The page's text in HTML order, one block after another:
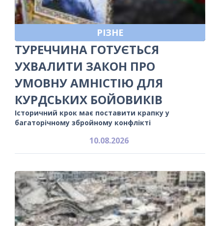
РІЗНЕ
ТУРЕЧЧИНА ГОТУЄТЬСЯ
УХВАЛИТИ ЗАКОН ПРО
УМОВНУ АМНІСТІЮ ДЛЯ
КУРДСЬКИХ БОЙОВИКІВ
Історичний крок має поставити крапку у
багаторічному збройному конфлікті
10.08.2026